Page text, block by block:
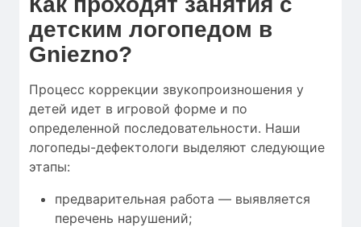
детским логопедом в
Gniezno?
Процесс коррекции звукопроизношения у
детей идет в игровой форме и по
определенной последовательности. Наши
логопеды-дефектологи выделяют следующие
этапы:
предварительная работа — выявляется
перечень нарушений;